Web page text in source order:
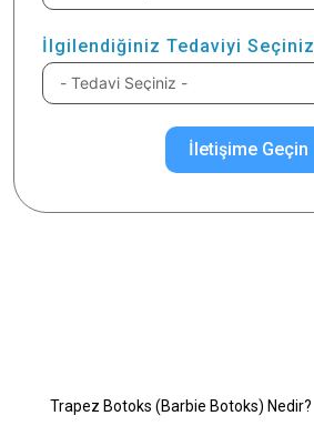
İlgilendiğiniz Tedaviyi Seçiniz
İletişime Geçin
Trapez Botoks (Barbie Botoks) Nedir?